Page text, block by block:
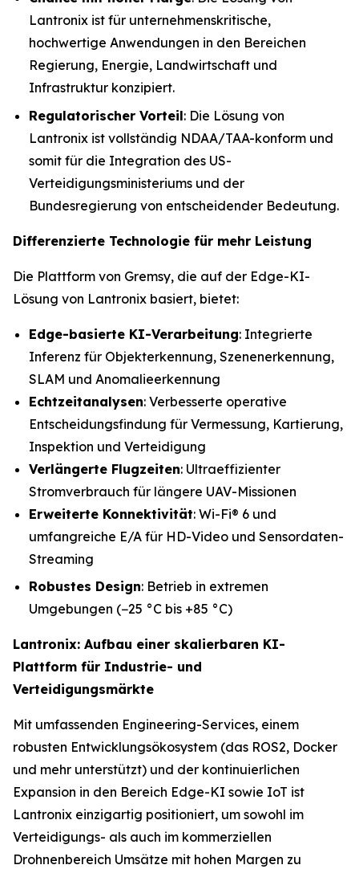
Lantronix ist für unternehmenskritische,
hochwertige Anwendungen in den Bereichen
Regierung, Energie, Landwirtschaft und
Infrastruktur konzipiert.
Regulatorischer Vorteil: Die Lösung von
Lantronix ist vollständig NDAA/TAA-konform und
somit für die Integration des US-
Verteidigungsministeriums und der
Bundesregierung von entscheidender Bedeutung.
Differenzierte Technologie für mehr Leistung
Die Plattform von Gremsy, die auf der Edge-KI-
Lösung von Lantronix basiert, bietet:
Edge-basierte KI-Verarbeitung: Integrierte
Inferenz für Objekterkennung, Szenenerkennung,
SLAM und Anomalieerkennung
Echtzeitanalysen: Verbesserte operative
Entscheidungsfindung für Vermessung, Kartierung,
Inspektion und Verteidigung
Verlängerte Flugzeiten: Ultraeffizienter
Stromverbrauch für längere UAV-Missionen
Erweiterte Konnektivität: Wi-Fi® 6 und
umfangreiche E/A für HD-Video und Sensordaten-
Streaming
Robustes Design: Betrieb in extremen
Umgebungen (−25 °C bis +85 °C)
Lantronix: Aufbau einer skalierbaren KI-
Plattform für Industrie- und
Verteidigungsmärkte
Mit umfassenden Engineering-Services, einem
robusten Entwicklungsökosystem (das ROS2, Docker
und mehr unterstützt) und der kontinuierlichen
Expansion in den Bereich Edge-KI sowie IoT ist
Lantronix einzigartig positioniert, um sowohl im
Verteidigungs- als auch im kommerziellen
Drohnenbereich Umsätze mit hohen Margen zu